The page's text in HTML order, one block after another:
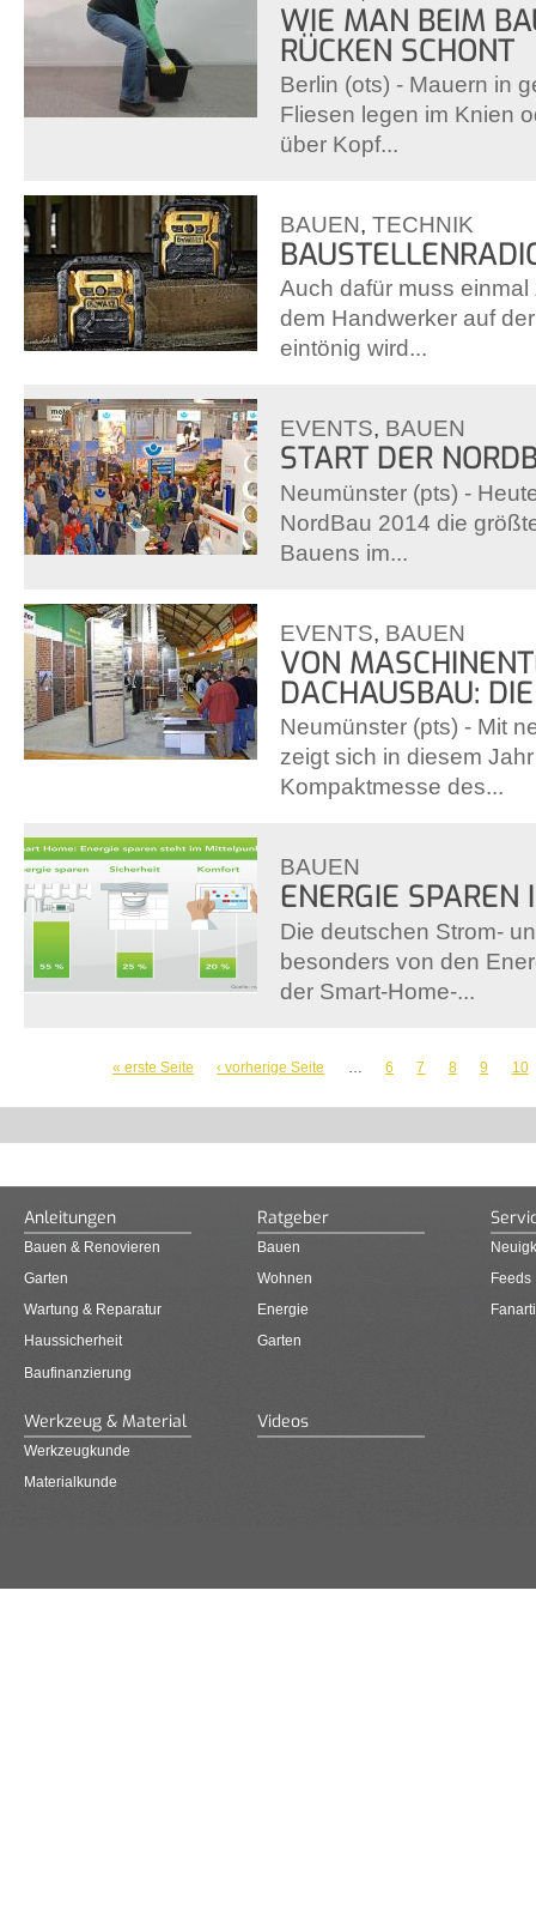
WIE MAN BEIM
RÜCKEN SCHONT
Berlin (ots) - Mauern in
Fliesen legen im Knien
über Kopf...
BAUEN, TECHNIK
Auch dafür muss
dem Handwerker auf
eintönig wird...
EVENTS, BAUEN
START DER
Neumünster (pts) -
NordBau 2014 die
Bauens im...
EVENTS, BAUEN
VON
DACHAUSBAU:
Neumünster (pts) - Mit
zeigt sich in diesem
Kompaktmesse des...
BAUEN
ENERGIE
Die deutschen Strom-
besonders von den
der Smart-Home-...
« erste Seite ‹ vorherige Seite 6 7 8 9 10
Anleitungen
Bauen & Renovieren
Garten
Wartung & Reparatur
Haussicherheit
Baufinanzierung
Ratgeber
Bauen
Wohnen
Energie
Garten
Feeds
Werkzeug & Material
Werkzeugkunde
Materialkunde
Videos